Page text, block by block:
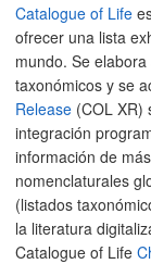
Catalogue of Life
ofrecer una lista
mundo. Se
taxonómicos y se
Release (COL XR)
integración
información de
nomenclaturales
(listados
la literatura
Catalogue of Life